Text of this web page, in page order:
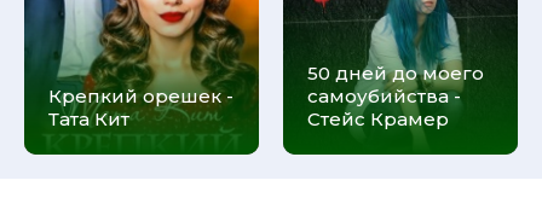
Крепкий орешек -
Тата Кит
50 дней до моего
самоубийства -
Стейс Крамер